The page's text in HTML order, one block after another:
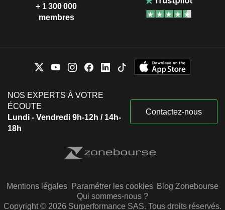
+ 1 300 000
membres
NOS EXPERTS À VOTRE
ÉCOUTE
Lundi - Vendredi 9h-12h / 14h-
18h
Contactez-nous
Mentions légales Paramétrer les cookies Blog Zonebourse
Qui sommes-nous ?
Copyright © 2026 Surperformance SAS. Tous droits réservés.